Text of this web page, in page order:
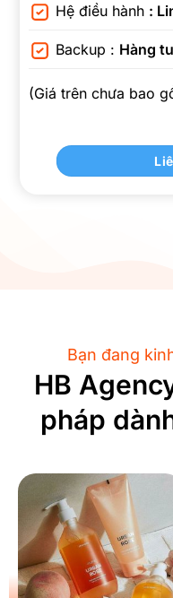
Hệ điều hành :
Backup : Hàng
(Giá trên chưa bao
Bạn đang
HB
pháp